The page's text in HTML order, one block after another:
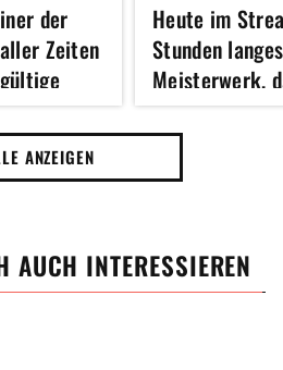
der
Zeiten
die
hat
Heute im
Stunden
Meisterwerk,
gesehen
ANZEIGEN
AUCH INTERESSIEREN